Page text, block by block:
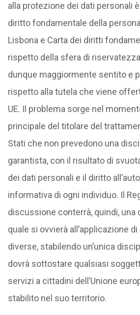
alla protezione dei dati personali
diritto fondamentale della
Lisbona e Carta dei diritti
rispetto della sfera di
dunque maggiormente sentito e
rispetto alla tutela che viene
UE. Il problema sorge nel
principale del titolare del
Stati che non prevedono una
garantista, con il risultato di
dei dati personali e il diritto
informativa di ogni individuo. Il
discussione conterrà, quindi, una
quale si ovvierà all’applicazione
diverse, stabilendo un’unica
dovrà sottostare qualsiasi
servizi a cittadini dell’Unione
stabilito nel suo territorio.